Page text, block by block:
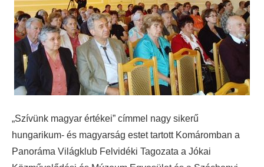
„Szívünk magyar értékei” címmel nagy sikerű
hungarikum- és magyarság estet tartott Komáromban a
Panoráma Világklub Felvidéki Tagozata a Jókai